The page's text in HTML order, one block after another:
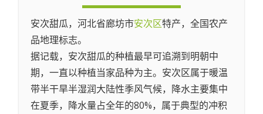
安次甜瓜，河北省廊坊市安次区特产，全国农产
品地理标志。
据记载，安次甜瓜的种植最早可追溯到明朝中
期，一直以种植当家品种为主。安次区属于暖温
带半干旱半湿润大陆性季风气候，降水主要集中
在夏季，降水量占全年的80%，属于典型的冲积